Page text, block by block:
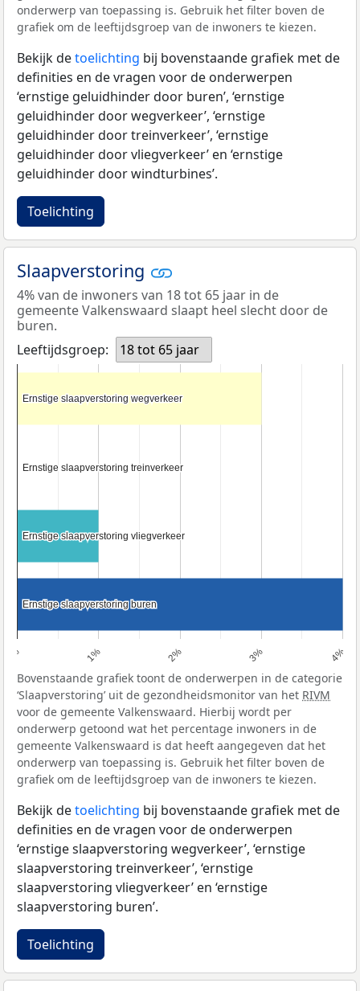
onderwerp van toepassing is. Gebruik het filter boven de
grafiek om de leeftijdsgroep van de inwoners te kiezen.
Bekijk detoelichting bij bovenstaande grafiek met de
definities en de vragen voor de onderwerpen
‘ernstige geluidhinder door buren’, ‘ernstige
geluidhinder door wegverkeer’, ‘ernstige
geluidhinder door treinverkeer’, ‘ernstige
geluidhinder door vliegverkeer’ en ‘ernstige
geluidhinder door windturbines’.
Toelichting
Slaapverstoring
4% van de inwoners van 18 tot 65 jaar in de
gemeente Valkenswaard slaapt heel slecht door de
buren.
Leeftijdsgroep:
18 tot 65 jaar
0% 1% 2% 3% 4%
Ernstige slaapverstoring wegverkeer
Ernstige slaapverstoring wegverkeer
Ernstige slaapverstoring treinverkeer
Ernstige slaapverstoring treinverkeer
Ernstige slaapverstoring vliegverkeer
Ernstige slaapverstoring vliegverkeer
Ernstige slaapverstoring buren
Ernstige slaapverstoring buren
Bovenstaande grafiek toont de onderwerpen in de categorie
‘Slaapverstoring’ uit de gezondheidsmonitor van het RIVM
voor de gemeente Valkenswaard. Hierbij wordt per
onderwerp getoond wat het percentage inwoners in de
gemeente Valkenswaard is dat heeft aangegeven dat het
onderwerp van toepassing is. Gebruik het filter boven de
grafiek om de leeftijdsgroep van de inwoners te kiezen.
Bekijk detoelichting bij bovenstaande grafiek met de
definities en de vragen voor de onderwerpen
‘ernstige slaapverstoring wegverkeer’, ‘ernstige
slaapverstoring treinverkeer’, ‘ernstige
slaapverstoring vliegverkeer’ en ‘ernstige
slaapverstoring buren’.
Toelichting